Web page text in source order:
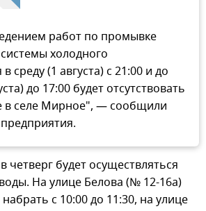
работ по промывке
холодного
среду (1 августа) с 21:00 и до
до 17:00 будет отсутствовать
в селе Мирное", — сообщили
четверг будет осуществляться
На улице Белова (№ 12-16а)
с 10:00 до 11:30, на улице